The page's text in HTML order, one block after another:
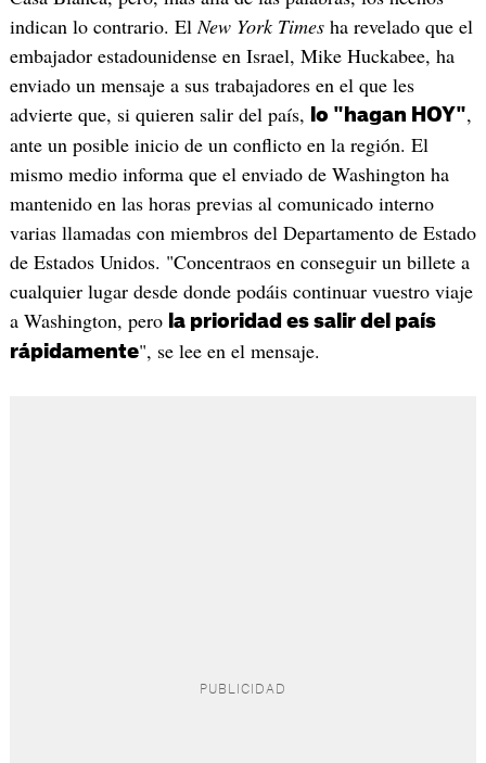
indican lo contrario. ElNew York Timesha revelado que el
embajador estadounidense en Israel, Mike Huckabee, ha
enviado un mensaje a sus trabajadores en el que les
advierte que, si quieren salir del país,
lo "hagan HOY",
ante un posible inicio de un conflicto en la región. El
mismo medio informa que el enviado de Washington ha
mantenido en las horas previas al comunicado interno
varias llamadas con miembros del Departamento de Estado
de Estados Unidos. "Concentraos en conseguir un billete a
cualquier lugar desde donde podáis continuar vuestro viaje
a Washington, pero la prioridad es salir del país
rápidamente", se lee en el mensaje.